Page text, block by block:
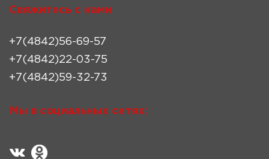
Свяжитесь с нами
+7(4842)56-69-57
+7(4842)22-03-75
+7(4842)59-32-73
Мы в социальных сетях: